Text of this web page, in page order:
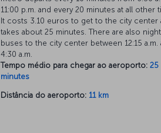
11:00 p.m. and every 20 minutes at all other
It costs 3.10 euros to get to the city center
takes about 25 minutes. There are also night
buses to the city center between 12:15 a.m.
4:30 a.m.
Tempo médio para chegar ao aeroporto: 25
minutes
Distância do aeroporto: 11 km